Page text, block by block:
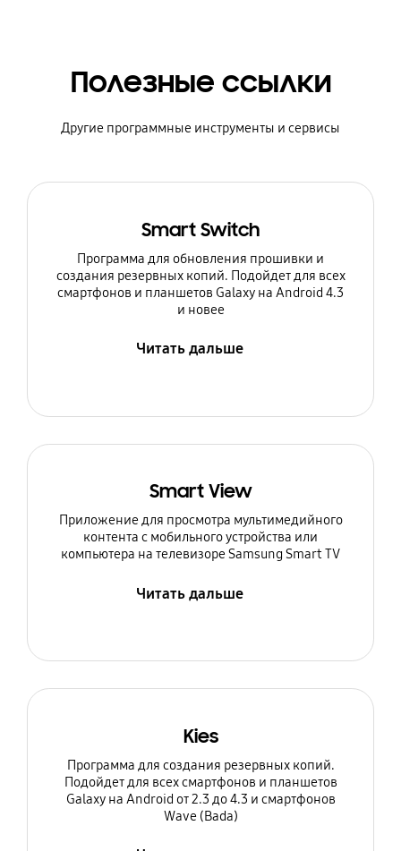
Полезные ссылки
Другие программные инструменты и сервисы
Smart Switch
Программа для обновления прошивки и
создания резервных копий. Подойдет для всех
смартфонов и планшетов Galaxy на Android 4.3
и новее
Читать дальше
Smart View
Приложение для просмотра мультимедийного
контента с мобильного устройства или
компьютера на телевизоре Samsung Smart TV
Читать дальше
Kies
Программа для создания резервных копий.
Подойдет для всех смартфонов и планшетов
Galaxy на Android от 2.3 до 4.3 и смартфонов
Wave (Bada)